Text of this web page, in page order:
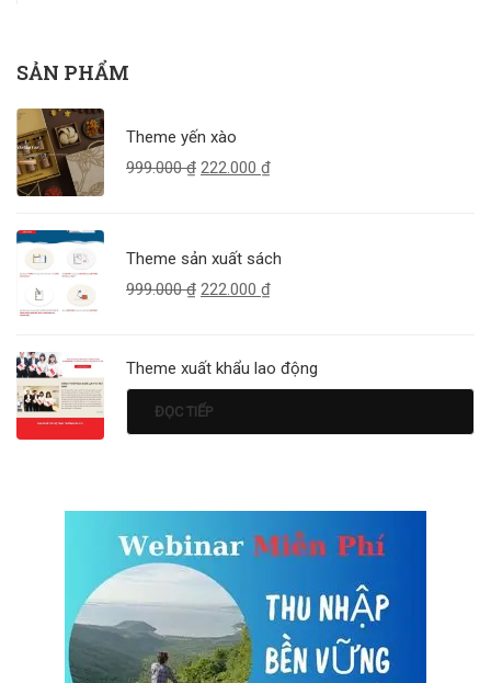
SẢN PHẨM
Theme yến xào
999.000₫ 222.000 ₫
Theme sản xuất sách
999.000₫ 222.000 ₫
Theme xuất khẩu lao động
ĐỌC TIẾP